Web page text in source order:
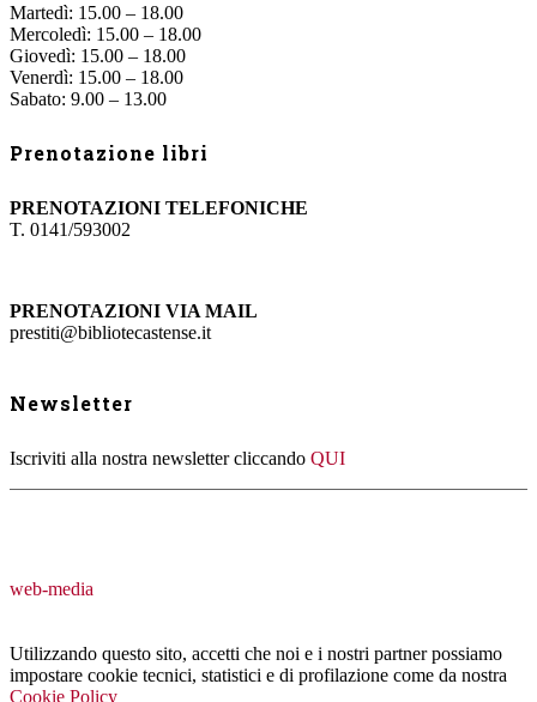
Martedì: 15.00 – 18.00
Mercoledì: 15.00 – 18.00
Giovedì: 15.00 – 18.00
Venerdì: 15.00 – 18.00
Sabato: 9.00 – 13.00
Prenotazione libri
PRENOTAZIONI TELEFONICHE
T. 0141/593002
PRENOTAZIONI VIA MAIL
prestiti@bibliotecastense.it
Newsletter
Iscriviti alla nostra newsletter cliccando QUI
web-media
Utilizzando questo sito, accetti che noi e i nostri partner possiamo
impostare cookie tecnici, statistici e di profilazione come da nostra
Cookie Policy